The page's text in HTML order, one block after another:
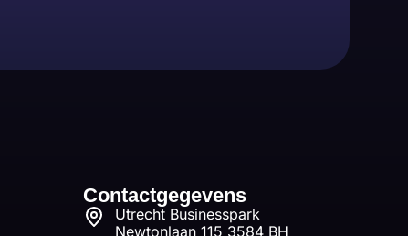
Contactgegevens
Utrecht Businesspark
Newtonlaan 115 3584 BH